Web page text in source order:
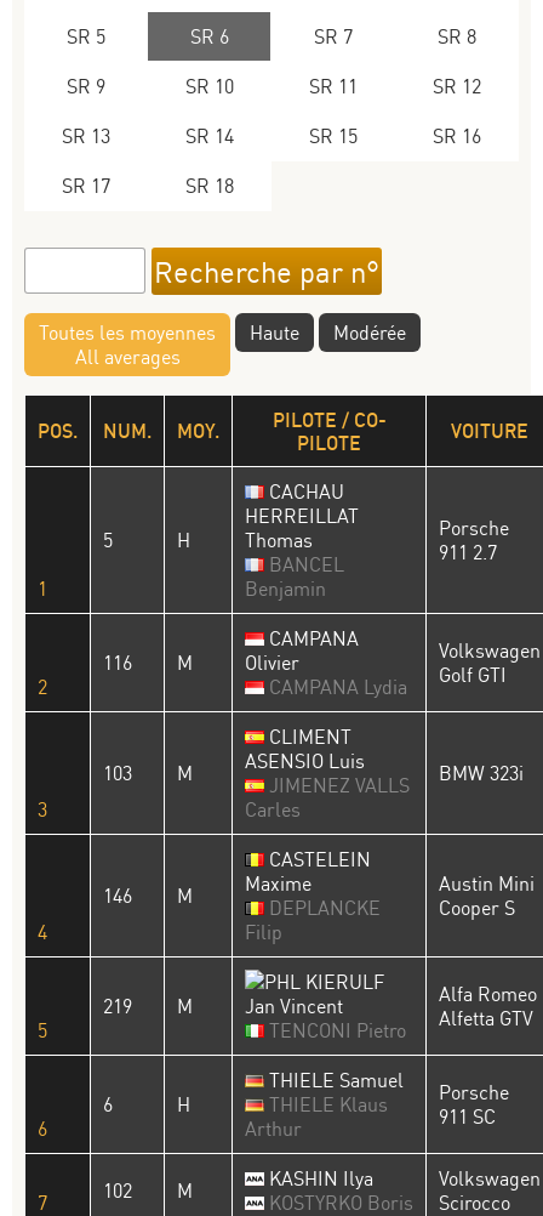
SR 5 SR 6 SR 7 SR 8
SR 9 SR 10 SR 11 SR 12
SR 13 SR 14 SR 15 SR 16
SR 17 SR 18
Toutes les moyennes
All averages
Haute Modérée
POS. NUM. MOY.
PILOTE / CO-
PILOTE
VOITURE
1
5 H
CACHAU
HERREILLAT
Thomas
BANCEL
Benjamin
Porsche
911 2.7
2
116 M
CAMPANA
Olivier
CAMPANA Lydia
Volkswagen
Golf GTI
3
103 M
CLIMENT
ASENSIO Luis
JIMENEZ VALLS
Carles
BMW 323i
4
146 M
CASTELEIN
Maxime
DEPLANCKE
Filip
Austin Mini
Cooper S
5
219 M
KIERULF
Jan Vincent
TENCONI Pietro
Alfa Romeo
Alfetta GTV
6
6 H
THIELE Samuel
THIELE Klaus
Arthur
Porsche
911 SC
7 102 M
KASHIN Ilya
KOSTYRKO Boris
Volkswagen
Scirocco